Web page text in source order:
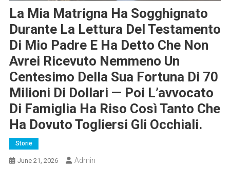
La Mia Matrigna Ha Sogghignato
Durante La Lettura Del Testamento
Di Mio Padre E Ha Detto Che Non
Avrei Ricevuto Nemmeno Un
Centesimo Della Sua Fortuna Di 70
Milioni Di Dollari — Poi L’avvocato
Di Famiglia Ha Riso Così Tanto Che
Ha Dovuto Togliersi Gli Occhiali.
Storie
June 21, 2026 Admin